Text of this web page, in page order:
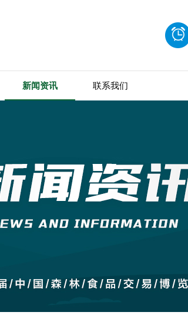
新闻资讯 联系我们